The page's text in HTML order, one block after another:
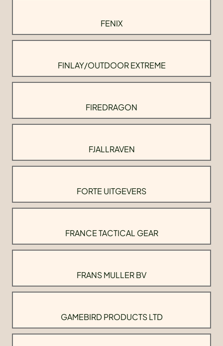
FENIX
FINLAY/OUTDOOR EXTREME
FIREDRAGON
FJALLRAVEN
FORTE UITGEVERS
FRANCE TACTICAL GEAR
FRANS MULLER BV
GAMEBIRD PRODUCTS LTD